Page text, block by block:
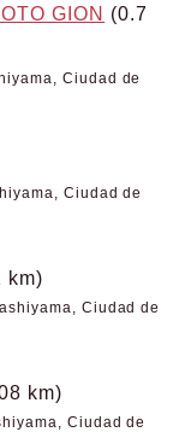
GION (0.7
Ciudad de
Ciudad de
km)
Ciudad de
km)
Ciudad de